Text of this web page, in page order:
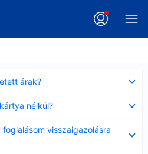
árak?
nélkül?
visszaigazolásra